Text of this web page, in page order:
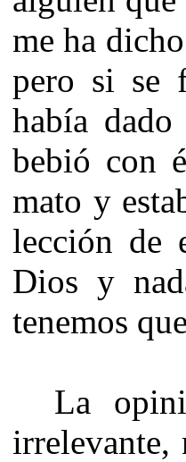
me ha
pero si se
había
bebió con
mato y
lección de
Dios y
tenemos
La
irrelevante,